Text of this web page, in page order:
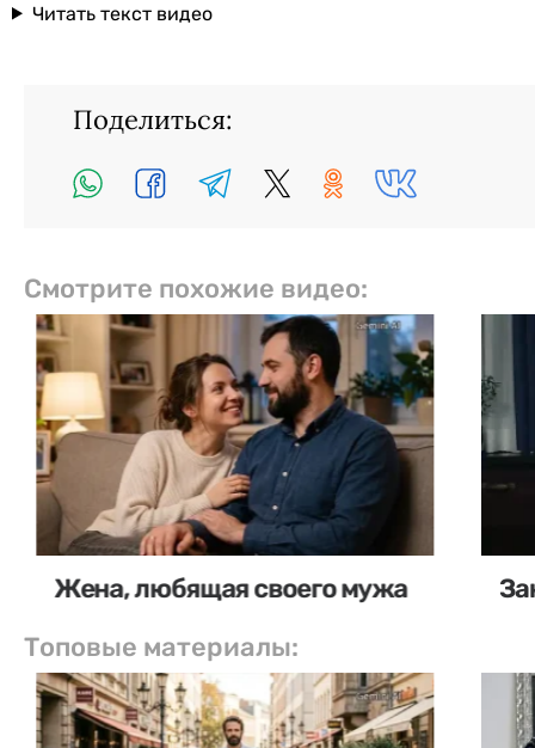
Читать текст видео
Поделиться:
Смотрите похожие видео:
Жена, любящая своего мужа
Топовые материалы: